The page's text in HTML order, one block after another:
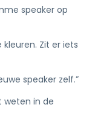
speaker op
kleuren. Zit er iets
speaker zelf.”
weten in de